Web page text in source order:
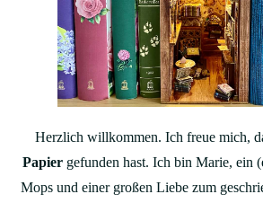
Herzlich willkommen. Ich freue mich,
Papier gefunden hast. Ich bin Marie, ein
Mops und einer großen Liebe zum